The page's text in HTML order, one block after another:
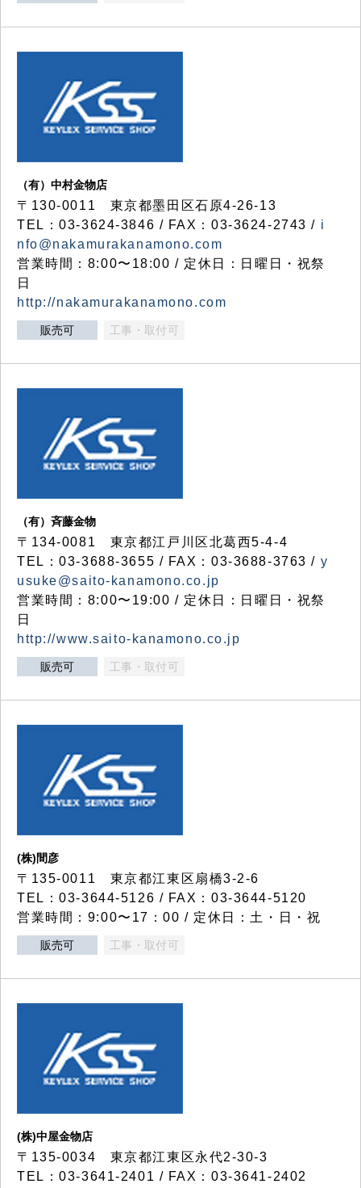
（有）中村金物店
〒130-0011 東京都墨田区石原4-26-13
TEL：03-3624-3846 / FAX：03-3624-2743 / i
nfo@nakamurakanamono.com
営業時間：8:00〜18:00 / 定休日：日曜日・祝祭
日
http://nakamurakanamono.com
販売可 工事・取付可
（有）斉藤金物
〒134-0081 東京都江戸川区北葛西5-4-4
TEL：03-3688-3655 / FAX：03-3688-3763 / y
usuke@saito-kanamono.co.jp
営業時間：8:00〜19:00 / 定休日：日曜日・祝祭
日
http://www.saito-kanamono.co.jp
販売可 工事・取付可
(株)間彦
〒135-0011 東京都江東区扇橋3-2-6
TEL：03-3644-5126 / FAX：03-3644-5120
営業時間：9:00〜17：00 / 定休日：土・日・祝
販売可 工事・取付可
(株)中屋金物店
〒135-0034 東京都江東区永代2-30-3
TEL：03-3641-2401 / FAX：03-3641-2402